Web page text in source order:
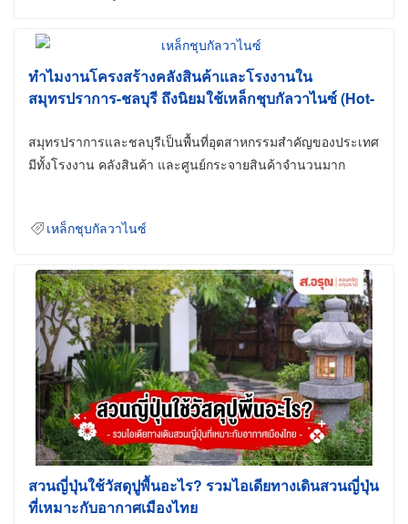
ทำไมงานโครงสร้างคลังสินค้าและโรงงานใน
สมุทรปราการ-ชลบุรี ถึงนิยมใช้เหล็กชุบกัลวาไนซ์ (Hot-
สมุทรปราการและชลบุรีเป็นพื้นที่อุตสาหกรรมสำคัญของประเทศ
มีทั้งโรงงาน คลังสินค้า และศูนย์กระจายสินค้าจำนวนมาก
เหล็กชุบกัลวาไนซ์
สวนญี่ปุ่นใช้วัสดุปูพื้นอะไร? รวมไอเดียทางเดินสวนญี่ปุ่น
ที่เหมาะกับอากาศเมืองไทย